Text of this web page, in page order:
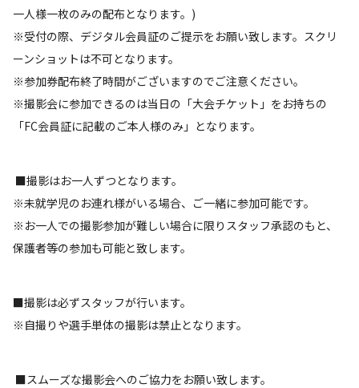
一人様一枚のみの配布となります。)
※受付の際、デジタル会員証のご提示をお願い致します。スクリ
ーンショットは不可となります。
※参加券配布終了時間がございますのでご注意ください。
※撮影会に参加できるのは当日の「大会チケット」をお持ちの
「FC会員証に記載のご本人様のみ」となります。
■撮影はお一人ずつとなります。
※未就学児のお連れ様がいる場合、ご一緒に参加可能です。
※お一人での撮影参加が難しい場合に限りスタッフ承認のもと、
保護者等の参加も可能と致します。
■撮影は必ずスタッフが行います。
※自撮りや選手単体の撮影は禁止となります。
■スムーズな撮影会へのご協力をお願い致します。